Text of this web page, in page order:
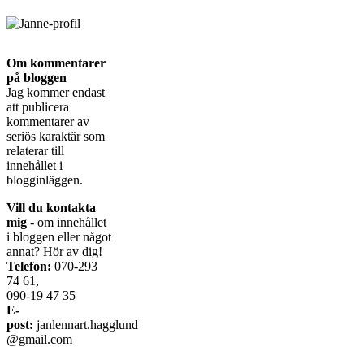
Om kommentarer
på bloggen
Jag kommer endast
att publicera
kommentarer av
seriös karaktär som
relaterar till
innehållet i
blogginläggen.
Vill du kontakta
mig - om innehållet
i bloggen eller något
annat? Hör av dig!
Telefon: 070-293
74 61,
090-19 47 35
E-
post: janlennart.hagglund
@gmail.com